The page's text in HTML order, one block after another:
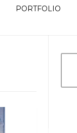
PORTFOLIO